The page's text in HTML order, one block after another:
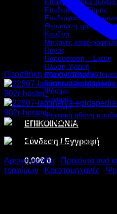
Επεξεργασία Ζύμης
Επεξεργασία τροφίμων
Θέρμανση τροφίμων
Κουζίνα
Μηχανές καφέ-
Πάγος
Παρουσίαση – Σκεύη
Πλύση-Υγιεινή
Ράφια-Καρότσια-
Συσκευασία τροφίμων
Ψήσιμο
Ζυγαριές
Φούρνοι
Ψηφιακή οθόνη
ΕΠΙΚΟΙΝΩΝΙΑ
Σύνδεση / Εγγραφή
0,00€ 0
Προσθήκη στα αγαπημένα
Αρχική σελίδα Προϊόντα ανά
τροφίμων
Κρεατομηχανές